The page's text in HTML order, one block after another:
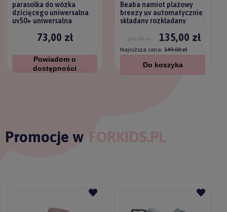
parasolka do wózka
dzicięcego uniwersalna
uv50+ uniwersalna
73,00 zł
Powiadom o
dostępności
Beaba namiot plażowy
breezy uv automatycznie
składany rozkładany
135,00 zł
165,00 zł
Najniższa cena: 149,00 zł
Do koszyka
Promocje w FORKIDS.PL